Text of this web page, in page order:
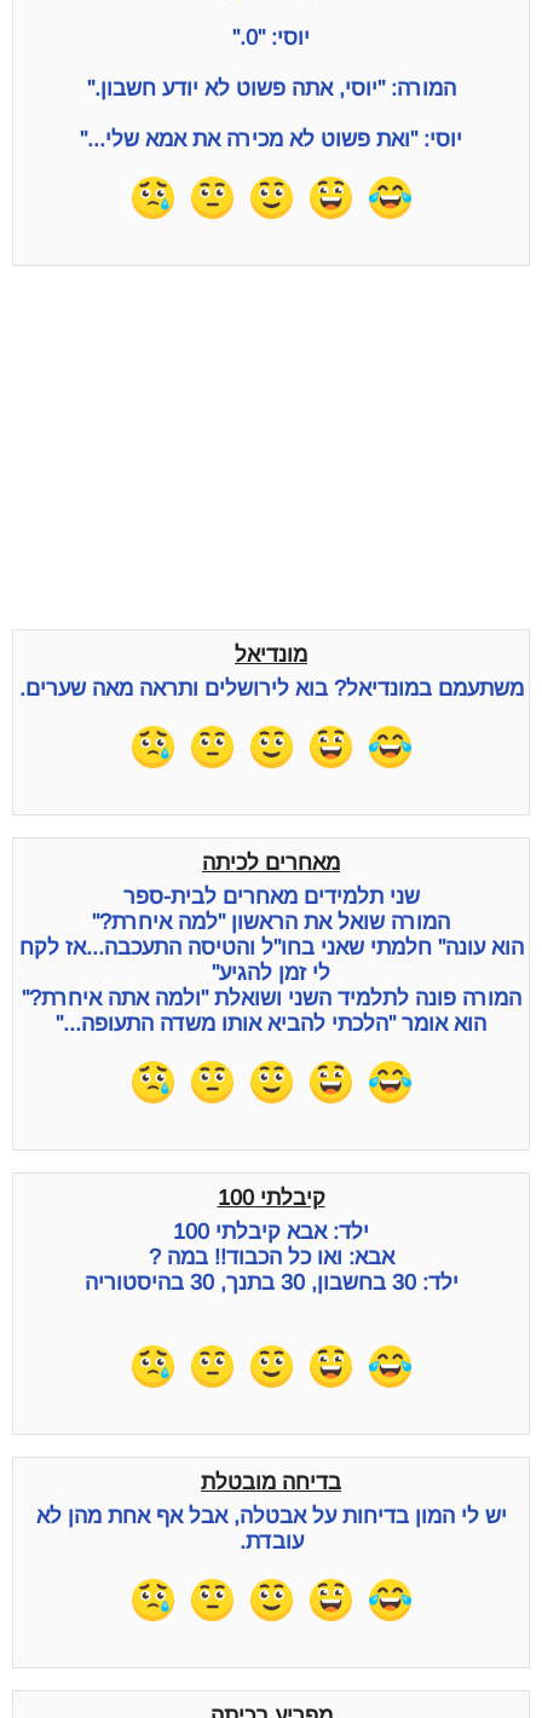
יוסי: "0."
המורה: "יוסי, אתה פשוט לא יודע חשבון."
יוסי: "ואת פשוט לא מכירה את אמא שלי..."
מונדיאל
משתעמם במונדיאל? בוא לירושלים ותראה מאה שערים.
מאחרים לכיתה
שני תלמידים מאחרים לבית-ספר
המורה שואל את הראשון "למה איחרת?"
הוא עונה" חלמתי שאני בחו"ל והטיסה התעכבה...אז לקח
לי זמן להגיע"
המורה פונה לתלמיד השני ושואלת "ולמה אתה איחרת?"
הוא אומר "הלכתי להביא אותו משדה התעופה..."
קיבלתי 100
ילד: אבא קיבלתי 100
אבא: ואו כל הכבוד!! במה ?
ילד: 30 בחשבון, 30 בתנך, 30 בהיסטוריה
בדיחה מובטלת
יש לי המון בדיחות על אבטלה, אבל אף אחת מהן לא
עובדת.